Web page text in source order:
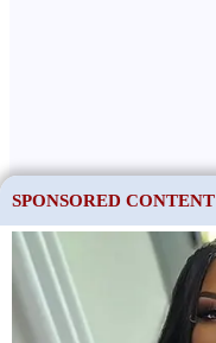
SPONSORED CONTENT